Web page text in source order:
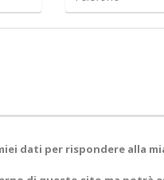
dati per rispondere alla